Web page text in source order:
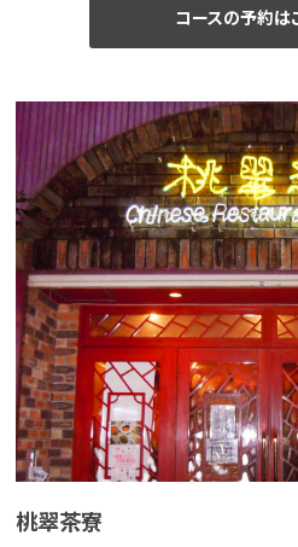
コースの予約は
桃翠茶寮